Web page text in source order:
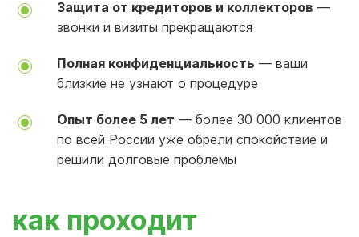
Защита от кредиторов и коллекторов —
звонки и визиты прекращаются
Полная конфиденциальность — ваши
близкие не узнают о процедуре
Опыт более 5 лет — более 30 000 клиентов
по всей России уже обрели спокойствие и
решили долговые проблемы
как проходит